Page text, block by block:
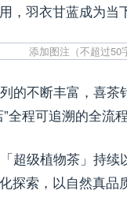
，羽衣甘蓝成为当
的不断丰富，喜
全程可追溯的全流
超级植物茶」持
探索，以自然真品